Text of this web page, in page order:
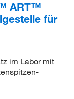
ART™
für
im Labor mit